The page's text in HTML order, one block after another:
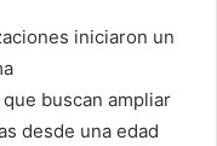
iniciaron un
buscan ampliar
desde una edad